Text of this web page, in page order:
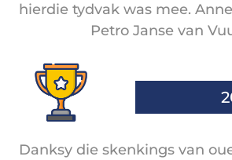
hierdie tydvak was mee.
Petro Janse van
Danksy die skenkings van